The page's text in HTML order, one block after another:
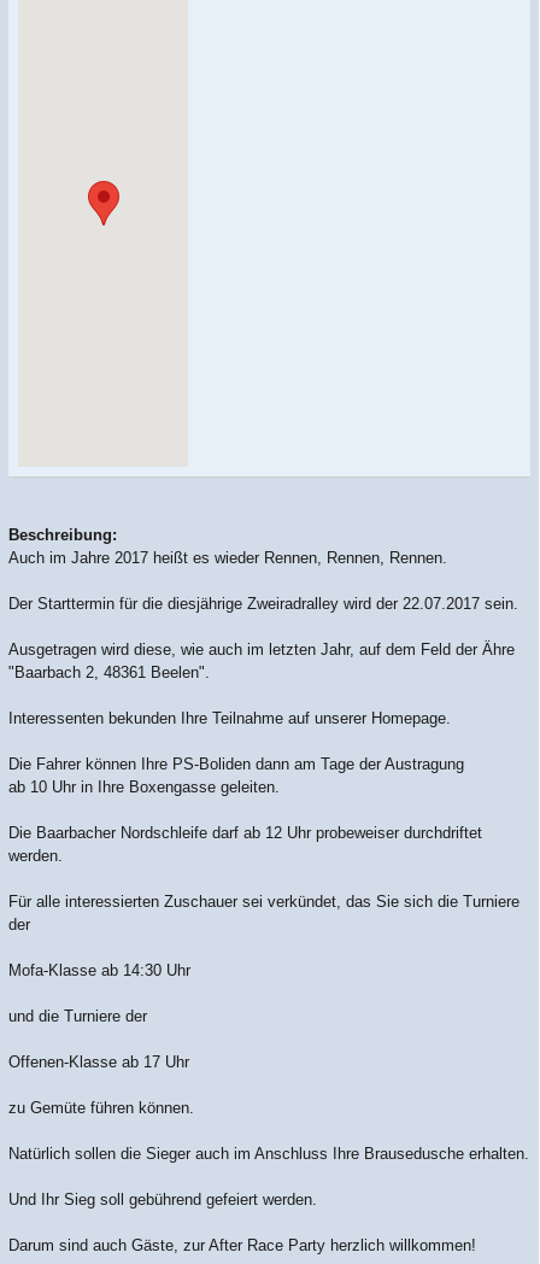
Beschreibung:
Auch im Jahre 2017 heißt es wieder Rennen, Rennen, Rennen.
Der Starttermin für die diesjährige Zweiradralley wird der 22.07.2017 sein.
Ausgetragen wird diese, wie auch im letzten Jahr, auf dem Feld der Ähre
"Baarbach 2, 48361 Beelen".
Interessenten bekunden Ihre Teilnahme auf unserer Homepage.
Die Fahrer können Ihre PS-Boliden dann am Tage der Austragung
ab 10 Uhr in Ihre Boxengasse geleiten.
Die Baarbacher Nordschleife darf ab 12 Uhr probeweiser durchdriftet
werden.
Für alle interessierten Zuschauer sei verkündet, das Sie sich die Turniere
der
Mofa-Klasse ab 14:30 Uhr
und die Turniere der
Offenen-Klasse ab 17 Uhr
zu Gemüte führen können.
Natürlich sollen die Sieger auch im Anschluss Ihre Brausedusche erhalten.
Und Ihr Sieg soll gebührend gefeiert werden.
Darum sind auch Gäste, zur After Race Party herzlich willkommen!